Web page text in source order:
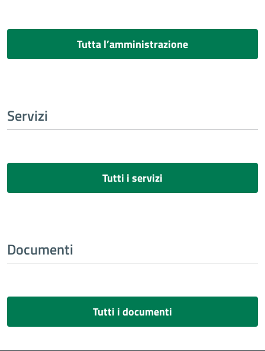
Tutta l’amministrazione
Servizi
Tutti i servizi
Documenti
Tutti i documenti